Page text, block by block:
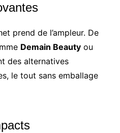
prend de l’ampleur. De
Demain Beautyou
des alternatives
le tout sans emballage